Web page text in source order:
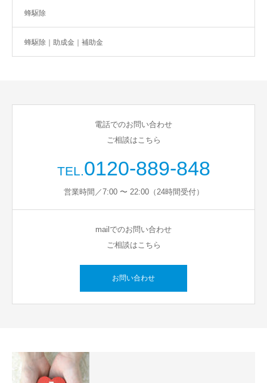
蜂駆除
蜂駆除｜助成金｜補助金
電話でのお問い合わせ
ご相談はこちら
TEL.0120-889-848
営業時間／7:00 〜 22:00（24時間受付）
mailでのお問い合わせ
ご相談はこちら
お問い合わせ